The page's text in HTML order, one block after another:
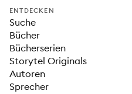
ENTDECKEN
Suche
Bücher
Bücherserien
Storytel Originals
Autoren
Sprecher